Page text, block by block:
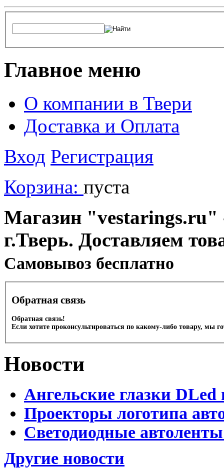
Главное меню
О компании в Твери
Доставка и Оплата
Вход Регистрация
Корзина: пуста
Магазин "vestarings.ru"
г.Тверь. Доставляем
Cамовывоз бесплатно
Обратная связь
Обратная связь!
Если хотите проконсультироваться по какому-либо товару, мы
Новости
Ангельские глазки DLed
Проекторы логотипа
Светодиодные
Другие новости